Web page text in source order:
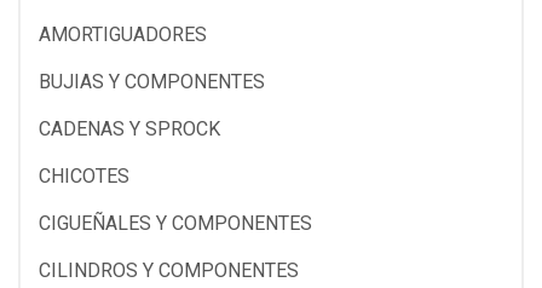
AMORTIGUADORES
BUJIAS Y COMPONENTES
CADENAS Y SPROCK
CHICOTES
CIGUEÑALES Y COMPONENTES
CILINDROS Y COMPONENTES